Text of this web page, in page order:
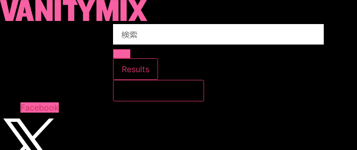
コ
ン
プ
Search
Results
Facebook